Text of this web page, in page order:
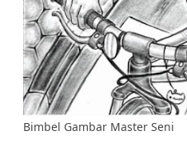
Bimbel Gambar Master Seni